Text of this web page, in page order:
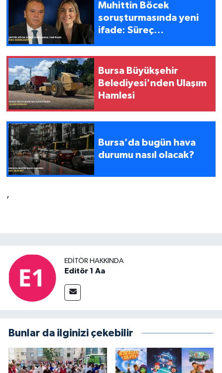
Muhittin Böcek
soruşturmasında yeni
ifade: Süreç
Bursa Büyükşehir
Belediyesi'nden Ulaşım
Hamlesi
Bursa'da bugün hava
durumu nasıl olacak?
,
EDITÖR HAKKINDA
Editör 1 Aa
Bunlar da ilginizi çekebilir